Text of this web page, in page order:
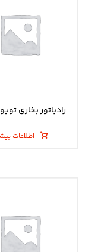
رادیاتور بخاری
اطلاعات